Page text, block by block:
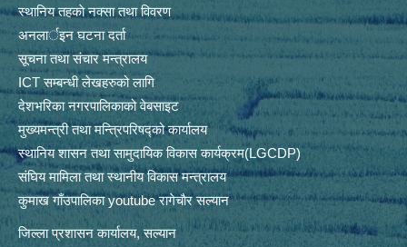
स्थानिय तहकाे नक्सा तथा विवरण
अनलार्इन घटना दर्ता
सूचना तथा संचार मन्त्रालय
ICT सम्बन्धी लेखहरुको लागि
देशभरिका नगरपालिकाको वेबसाइट
मुख्यमन्त्री तथा मन्त्रिपरिषद्को कार्यालय
स्थानिय शासन तथा सामुदायिक विकास कार्यक्रम(LGCDP)
संघिय मामिला तथा स्थानीय विकास मन्त्रालय
कुमाख गाँउपालिका youtube रागेचाैर सल्यान
जिल्ला प्रशासन कार्यालय, सल्यान